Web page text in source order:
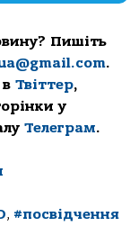
Пишіть
.
Твіттер,
у
Телеграм.
, #посвідчення